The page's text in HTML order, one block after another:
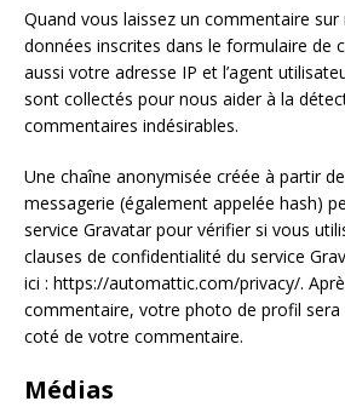
Quand vous laissez un commentaire
données inscrites dans le formulaire de
aussi votre adresse IP et l’agent
sont collectés pour nous aider à la
commentaires indésirables.
Une chaîne anonymisée créée à partir
messagerie (également appelée hash)
service Gravatar pour vérifier si vous
clauses de confidentialité du service
ici : https://automattic.com/privacy/.
commentaire, votre photo de profil sera
coté de votre commentaire.
Médias